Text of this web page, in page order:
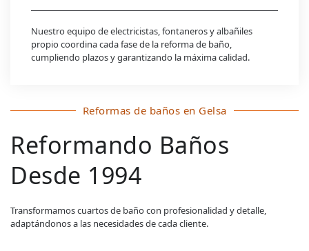
Nuestro equipo de electricistas, fontaneros y albañiles
propio coordina cada fase de la reforma de baño,
cumpliendo plazos y garantizando la máxima calidad.
Reformas de baños en Gelsa
Reformando Baños
Desde 1994
Transformamos cuartos de baño con profesionalidad y detalle,
adaptándonos a las necesidades de cada cliente.